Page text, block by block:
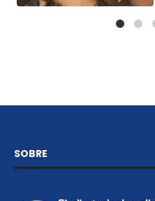
SOBRE